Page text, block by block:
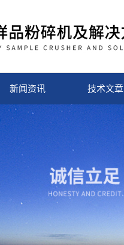
新闻资讯 技术文章